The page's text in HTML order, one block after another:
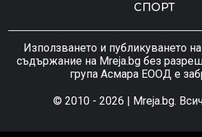
СПОРТ
Използването и публикуването
съдържание на Mreja.bg без
група Асмара ЕООД е
© 2010 - 2026 | Mreja.bg.